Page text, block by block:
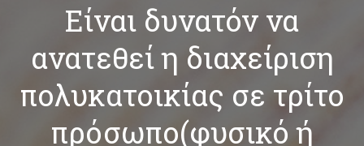
Είναι δυνατόν να
ανατεθεί η διαχείριση
πολυκατοικίας σε τρίτο
πρόσωπο(φυσικό ή